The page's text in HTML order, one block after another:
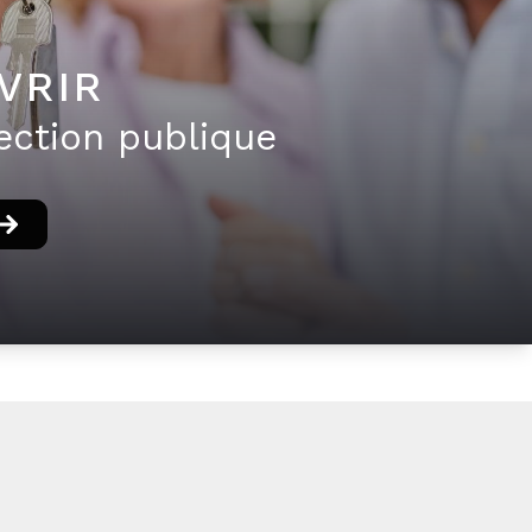
publique